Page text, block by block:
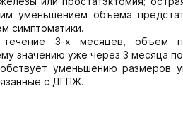
уменьшением объема
симптоматики.
3-х месяцев, объем
значению уже через 3 месяца
уменьшению размеров
с ДГПЖ.